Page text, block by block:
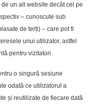
un alt website decât cel pe
– cunoscute sub
de terți) – care pot fi
unui utilizator, astfel
pentru vizitatori.
o singură sesiune
odată ce utilizatorul a
și reutilizate de fiecare dată